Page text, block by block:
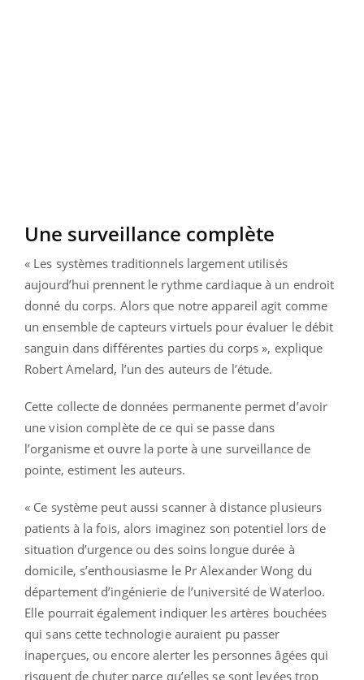
Une surveillance complète
« Les systèmes traditionnels largement utilisés
aujourd’hui prennent le rythme cardiaque à un endroit
donné du corps. Alors que notre appareil agit comme
un ensemble de capteurs virtuels pour évaluer le débit
sanguin dans différentes parties du corps », explique
Robert Amelard, l’un des auteurs de l’étude.
Cette collecte de données permanente permet d’avoir
une vision complète de ce qui se passe dans
l’organisme et ouvre la porte à une surveillance de
pointe, estiment les auteurs.
« Ce système peut aussi scanner à distance plusieurs
patients à la fois, alors imaginez son potentiel lors de
situation d’urgence ou des soins longue durée à
domicile, s’enthousiasme le Pr Alexander Wong du
département d’ingénierie de l’université de Waterloo.
Elle pourrait également indiquer les artères bouchées
qui sans cette technologie auraient pu passer
inaperçues, ou encore alerter les personnes âgées qui
risquent de chuter parce qu’elles se sont levées trop